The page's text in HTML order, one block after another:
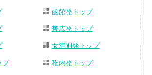
函館発トップ
帯広発トップ
女満別発トップ
プ 稚内発トップ